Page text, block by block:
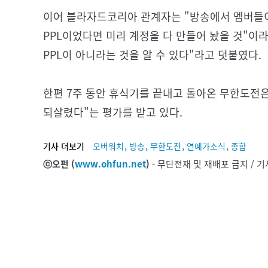
이어 블라자드코리아 관계자는 "방송에서 멤버
PPL이었다면 미리 계정을 다 만들어 놨을 것"이
PPL이 아니라는 것을 알 수 있다"라고 덧붙였다.
한편 7주 동안 휴식기를 끝내고 돌아온 무한도
되살렸다"는 평가를 받고 있다.
기사 더보기 오버워치, 방송, 무한도전, 연예가소식, 종합
ⓒ오펀 (www.ohfun.net) - 무단전재 및 재배포 금지 /